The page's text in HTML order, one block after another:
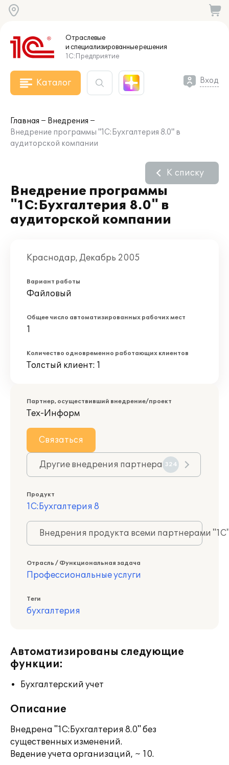
Отраслевые
и специализированныерешения
1С:Предприятие
Каталог Вход
Главная
Внедрения
Внедрение программы "1С:Бухгалтерия 8.0" в
аудиторской компании
Внедрение программы
"1С:Бухгалтерия 8.0" в
аудиторской компании
К списку
Краснодар, Декабрь 2005
Вариант работы
Файловый
Общее число автоматизированных рабочих мест
1
Количество одновременно работающих клиентов
Толстый клиент: 1
Партнер, осуществивший внедрение/проект
Тех-Информ
Связаться
Другие внедрения партнера 324
Продукт
1С:Бухгалтерия 8
Внедрения продукта всеми партнерами
Отрасль / Функциональная задача
Профессиональные услуги
Теги
бухгалтерия
Автоматизированы следующие
функции:
Бухгалтерский учет
Описание
Внедрена "1С:Бухгалтерия 8.0" без
существенных изменений.
Ведение учета организаций, ~ 10.